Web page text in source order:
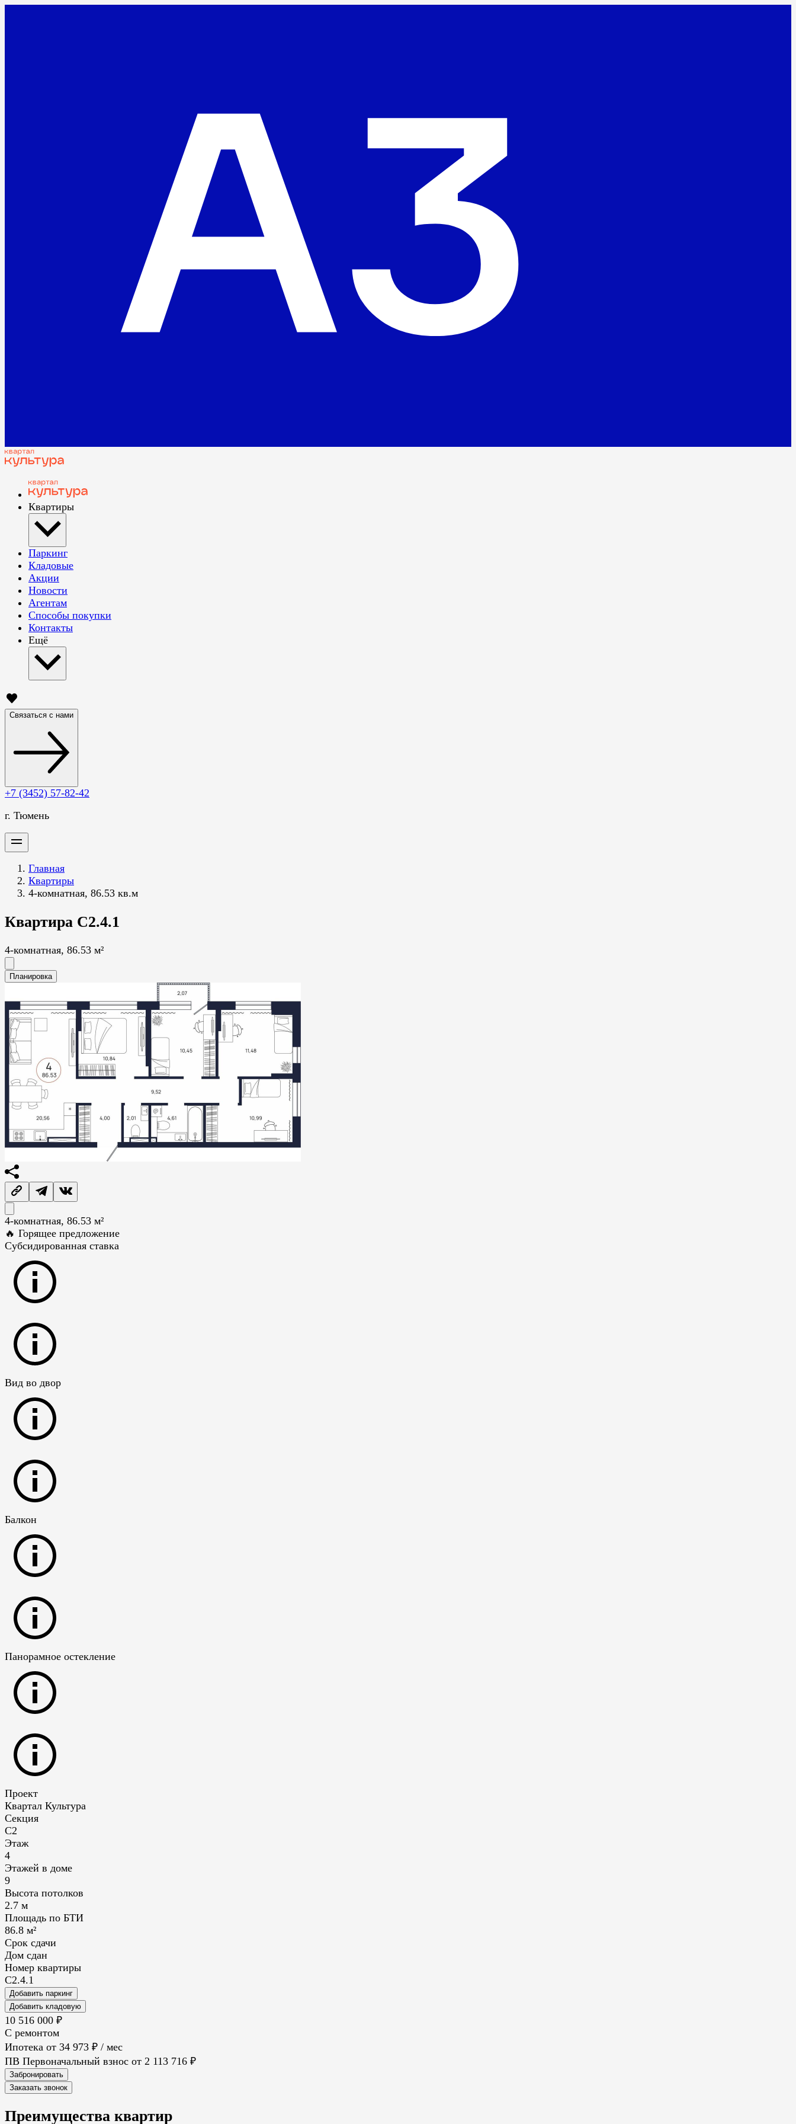
Квартиры
Паркинг
Кладовые
Акции
Новости
Агентам
Способы покупки
Контакты
Ещё
Связаться с нами
+7 (3452) 57-82-42
г. Тюмень
Главная
Квартиры
4-комнатная, 86.53 кв.м
Квартира С2.4.1
4-комнатная, 86.53 м²
Планировка
4-комнатная, 86.53 м²
🔥 Горящее предложение
Субсидированная ставка
Вид во двор
Балкон
Панорамное остекление
Проект
Квартал Культура
Секция
С2
Этаж
4
Этажей в доме
9
Высота потолков
2.7 м
Площадь по БТИ
86.8 м²
Срок сдачи
Дом сдан
Номер квартиры
С2.4.1
Добавить паркинг
Добавить кладовую
10 516 000 ₽
С ремонтом
Ипотека от 34 973 ₽ / мес
ПВ Первоначальный взнос от 2 113 716 ₽
Забронировать
Заказать звонок
Преимущества квартир